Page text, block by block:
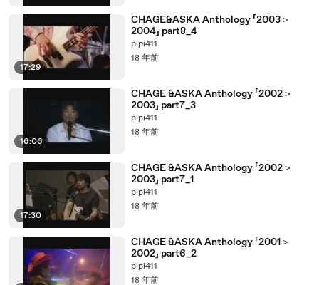
17:29
CHAGE&ASKA Anthology 「2003＞
2004」 part8_4
pipi411
18 年前
16:06
CHAGE &ASKA Anthology 「2002＞
2003」 part7_3
pipi411
18 年前
17:30
CHAGE &ASKA Anthology 「2002＞
2003」 part7_1
pipi411
18 年前
CHAGE &ASKA Anthology 「2001＞
2002」 part6_2
pipi411
18 年前